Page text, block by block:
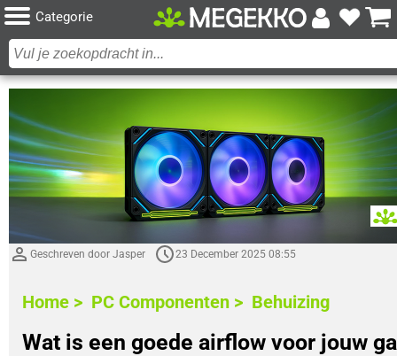
Categorie
Geschreven door Jasper 23 December 2025 08:55
Home > PC Componenten > Behuizing
Wat is een goede airflow voor jouw